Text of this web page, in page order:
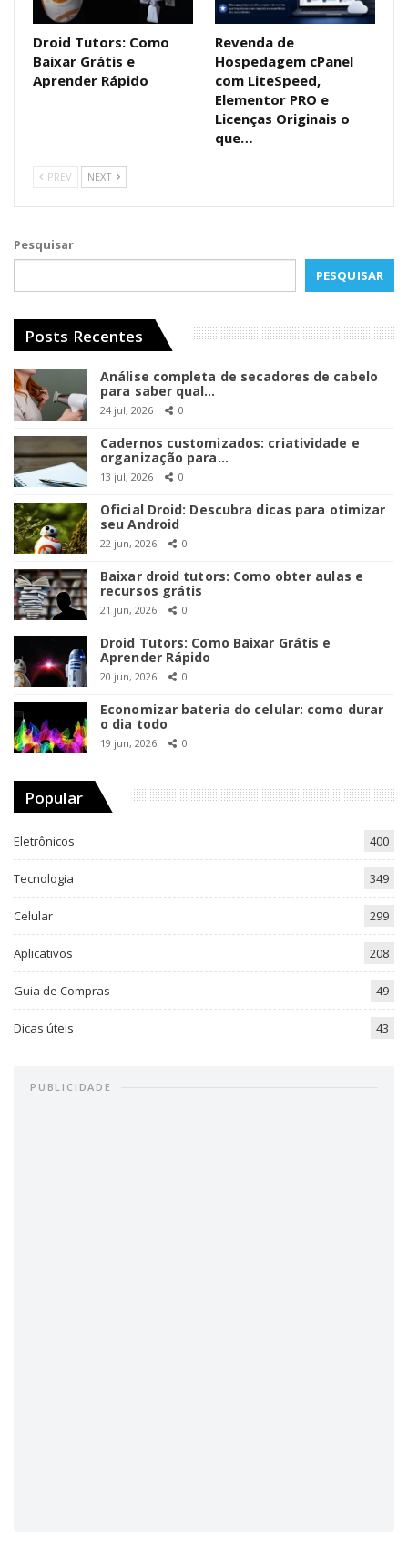
Droid Tutors: Como
Baixar Grátis e
Aprender Rápido
Revenda de
Hospedagem cPanel
com LiteSpeed,
Elementor PRO e
Licenças Originais o
que…
PREV NEXT
Pesquisar
PESQUISAR
Posts Recentes
Análise completa de secadores de cabelo
para saber qual…
24 jul, 2026 0
Cadernos customizados: criatividade e
organização para…
13 jul, 2026 0
Oficial Droid: Descubra dicas para otimizar
seu Android
22 jun, 2026 0
Baixar droid tutors: Como obter aulas e
recursos grátis
21 jun, 2026 0
Droid Tutors: Como Baixar Grátis e
Aprender Rápido
20 jun, 2026 0
Economizar bateria do celular: como durar
o dia todo
19 jun, 2026 0
Popular
Eletrônicos 400
Tecnologia 349
Celular 299
Aplicativos 208
Guia de Compras 49
Dicas úteis 43
PUBLICIDADE